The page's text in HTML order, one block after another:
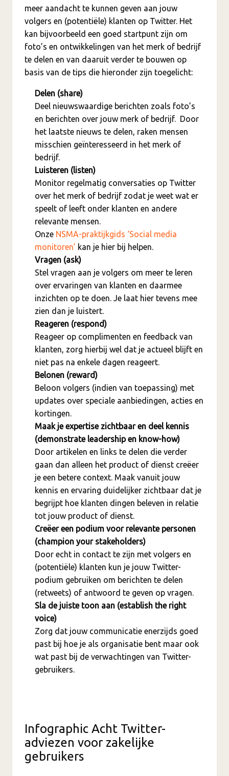
meer aandacht te kunnen geven aan jouw
volgers en (potentiële) klanten op Twitter. Het
kan bijvoorbeeld een goed startpunt zijn om
foto’s en ontwikkelingen van het merk of bedrijf
te delen en van daaruit verder te bouwen op
basis van de tips die hieronder zijn toegelicht:
Delen (share)
Deel nieuwswaardige berichten zoals foto’s
en berichten over jouw merk of bedrijf. Door
het laatste nieuws te delen, raken mensen
misschien geïnteresseerd in het merk of
bedrijf.
Luisteren (listen)
Monitor regelmatig conversaties op Twitter
over het merk of bedrijf zodat je weet wat er
speelt of leeft onder klanten en andere
relevante mensen.
Onze NSMA-praktijkgids ‘Social media
monitoren’ kan je hier bij helpen.
Vragen (ask)
Stel vragen aan je volgers om meer te leren
over ervaringen van klanten en daarmee
inzichten op te doen. Je laat hier tevens mee
zien dan je luistert.
Reageren (respond)
Reageer op complimenten en feedback van
klanten, zorg hierbij wel dat je actueel blijft en
niet pas na enkele dagen reageert.
Belonen (reward)
Beloon volgers (indien van toepassing) met
updates over speciale aanbiedingen, acties en
kortingen.
Maak je expertise zichtbaar en deel kennis
(demonstrate leadership en know-how)
Door artikelen en links te delen die verder
gaan dan alleen het product of dienst creëer
je een betere context. Maak vanuit jouw
kennis en ervaring duidelijker zichtbaar dat je
begrijpt hoe klanten dingen beleven in relatie
tot jouw product of dienst.
Creëer een podium voor relevante personen
(champion your stakeholders)
Door echt in contact te zijn met volgers en
(potentiële) klanten kun je jouw Twitter-
podium gebruiken om berichten te delen
(retweets) of antwoord te geven op vragen.
Sla de juiste toon aan (establish the right
voice)
Zorg dat jouw communicatie enerzijds goed
past bij hoe je als organisatie bent maar ook
wat past bij de verwachtingen van Twitter-
gebruikers.
Infographic Acht Twitter-
adviezen voor zakelijke
gebruikers